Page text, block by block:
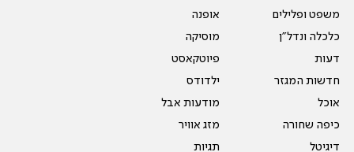
משפט ופלילים
כלכלה ונדל"ן
דעות
חדשות המגזר
אוכל
כיפה שחורה
דיגיטל
אופנה
מוסיקה
פיוטקאסט
ילדודס
מודעות אבל
מזג אוויר
תגיות